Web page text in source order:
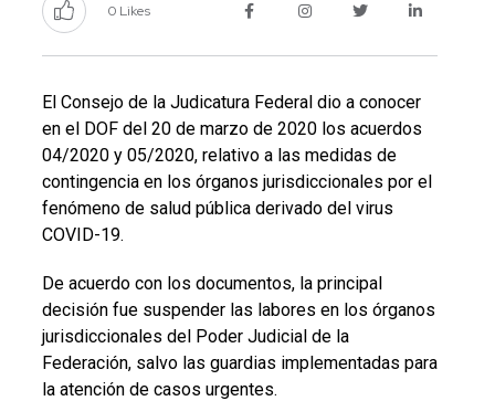
0 Likes
El Consejo de la Judicatura Federal dio a conocer
en el DOF del 20 de marzo de 2020 los acuerdos
04/2020 y 05/2020, relativo a las medidas de
contingencia en los órganos jurisdiccionales por el
fenómeno de salud pública derivado del virus
COVID-19.
De acuerdo con los documentos, la principal
decisión fue suspender las labores en los órganos
jurisdiccionales del Poder Judicial de la
Federación, salvo las guardias implementadas para
la atención de casos urgentes.